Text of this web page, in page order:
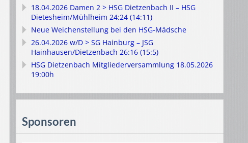
18.04.2026 Damen 2 > HSG Dietzenbach II – HSG
Dietesheim/Mühlheim 24:24 (14:11)
Neue Weichenstellung bei den HSG-Mädsche
26.04.2026 w/D > SG Hainburg – JSG
Hainhausen/Dietzenbach 26:16 (15:5)
HSG Dietzenbach Mitgliederversammlung 18.05.2026
19:00h
Sponsoren